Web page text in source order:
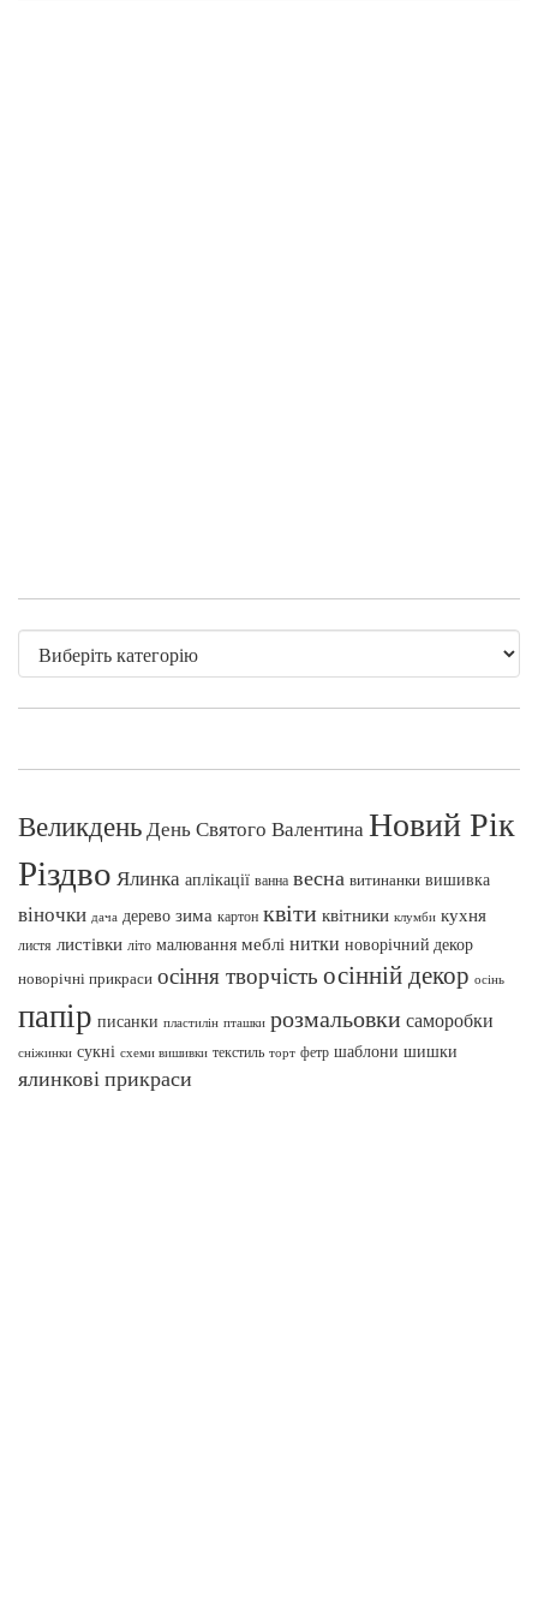
ВеликденьДень Святого ВалентинаНовий Рік
Різдво Ялинка аплікації ванна весна витинанки вишивка
віночки дача дерево зима картон квіти квітники клумби кухня
листя листівки літо малювання меблі нитки новорічний декор
новорічні прикраси осіння творчість осінній декор осінь
папір писанки пластилін пташки розмальовки саморобки
сніжинки сукні схеми вишивки текстиль торт фетр шаблони шишки
ялинкові прикраси